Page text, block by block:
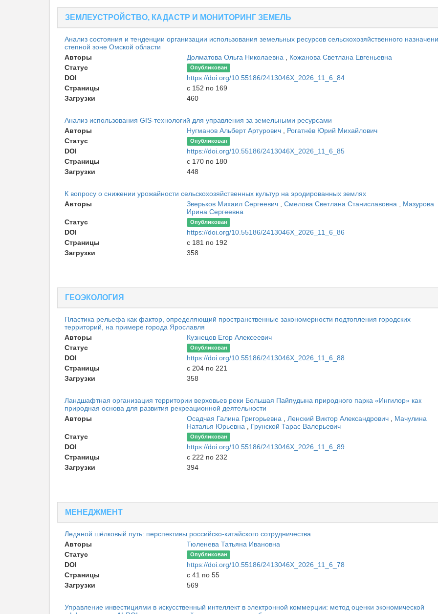
ЗЕМЛЕУСТРОЙСТВО, КАДАСТР И МОНИТОРИНГ ЗЕМЕЛЬ
Анализ состояния и тенденции организации использования земельных ресурсов сельскохозяйственного
степной зоне Омской области
Авторы
Долматова Ольга Николаевна
Кожанова Светлана Евгеньевна
Статус
Опубликован
DOI
https://doi.org/10.55186/2413046X_2026_11_6_84
Страницы
с 152 по 169
Загрузки
460
Анализ использования GIS-технологий для управления за земельными ресурсами
Авторы
Нугманов Альберт Артурович
Рогатнёв Юрий Михайлович
Статус
Опубликован
DOI
https://doi.org/10.55186/2413046X_2026_11_6_85
Страницы
с 170 по 180
Загрузки
448
К вопросу о снижении урожайности сельскохозяйственных культур на эродированных землях
Авторы
Зверьков Михаил Сергеевич Смелова Светлана Станиславовна
Мазурова
Ирина Сергеевна
Статус
Опубликован
DOI
https://doi.org/10.55186/2413046X_2026_11_6_86
Страницы
с 181 по 192
Загрузки
358
ГЕОЭКОЛОГИЯ
Пластика рельефа как фактор, определяющий пространственные закономерности подтопления городских
территорий, на примере города Ярославля
Авторы
Кузнецов Егор Алексеевич
Статус
Опубликован
DOI
https://doi.org/10.55186/2413046X_2026_11_6_88
Страницы
с 204 по 221
Загрузки
358
Ландшафтная организация территории верховьев реки Большая Пайпудына природного парка «Ингилор» как
природная основа для развития рекреационной деятельности
Авторы
Осадчая Галина Григорьевна Ленский Виктор Александрович
Мачулина
Наталья Юрьевна
Грунской Тарас Валерьевич
Статус
Опубликован
DOI
https://doi.org/10.55186/2413046X_2026_11_6_89
Страницы
с 222 по 232
Загрузки
394
МЕНЕДЖМЕНТ
Ледяной шёлковый путь: перспективы российско-китайского сотрудничества
Авторы
Тюленева Татьяна Ивановна
Статус
Опубликован
DOI
https://doi.org/10.55186/2413046X_2026_11_6_78
Страницы
с 41 по 55
Загрузки
569
Управление инвестициями в искусственный интеллект в электронной коммерции: метод оценки экономической